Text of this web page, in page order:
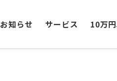
お知らせ サービス 10万